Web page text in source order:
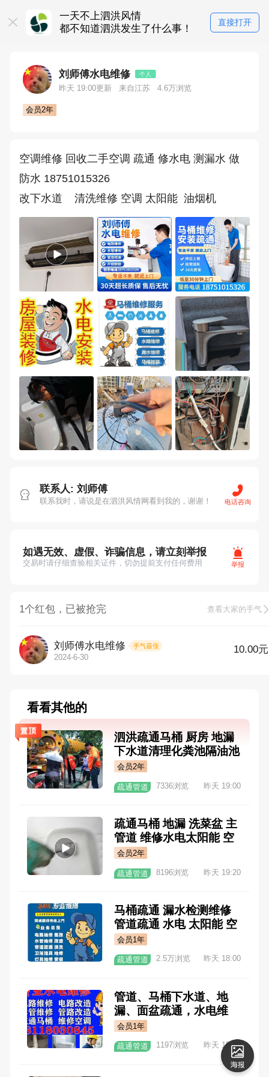
一天不上泗洪风情
都不知道泗洪发生了什么事！
直接打开
刘师傅水电维修 个人
昨天 19:00更新 来自江苏 4.6万浏览
会员2年
空调维修 回收二手空调 疏通 修水电 测漏水 做
防水 18751015326
改下水道    清洗维修 空调 太阳能  油烟机
联系人: 刘师傅
联系我时，请说是在泗洪风情网看到我的，谢谢！ 电话咨询
如遇无效、虚假、诈骗信息，请立刻举报
交易时请仔细查验相关证件，切勿提前支付任何费用 举报
1个红包，已被抢完 查看大家的手气
刘师傅水电维修
2024-6-30
10.00元
看看其他的
泗洪疏通马桶 厨房 地漏
下水道清理化粪池隔油池
高压清洗油污管道
会员2年
疏通管道 7336浏览 昨天 19:00
疏通马桶 地漏 洗菜盆 主
管道 维修水电太阳能 空
调 检测漏水 免砸砖防水1
会员2年
疏通管道 8196浏览 昨天 19:20
马桶疏通 漏水检测维修
管道疏通 水电 太阳能 空
调维修充氟移机 防水 电
路排查 水龙头 洗菜盆 面
盆 角阀 花洒 151507062
会员1年
疏通管道 2.5万浏览 昨天 18:00
管道、马桶下水道、地
漏、面盆疏通，水电维
修，花洒，取丝，角阀，
太阳能，空调维修移机充
氟。 18118030845
会员1年
疏通管道 1197浏览 昨天 18:00